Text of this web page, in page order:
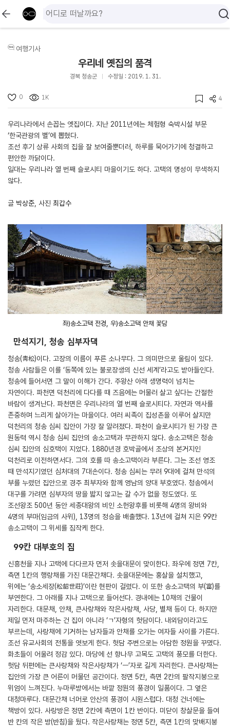
여행기사
우리네 옛집의 품격
경북 청송군 수정일 : 2019. 1. 31.
0 1K 4
우리나라에서 손꼽는 옛집이다. 지난 2011년에는 체험형 숙박시설 부문
‘한국관광의 별’에 뽑혔다.
조선 후기 상류 사회의 집을 잘 보여줄뿐더러, 하루를 묵어가기에 청결하고
편안한 까닭이다.
일대는 우리나라 열 번째 슬로시티 마을이기도 하다. 고택의 명성이 무색하지
않다.
글 박상준 , 사진 최갑수
좌)송소고택 전경, 우)송소고택 안채 꽃담
만석지기, 청송 심부자댁
청송(靑松)이다. 고장의 이름이 푸른 소나무다. 그 의미만으로 울림이 있다.
청송 사람들은 이를 ‘동쪽에 있는 불로장생의 신선 세계’라고도 받아들인다.
청송에 들어서면 그 말이 이해가 간다. 주왕산 아래 생명력이 넘치는
자연이다. 파천면 덕천리에 다다를 때 즈음에는 머물러 살고 싶다는 간절한
바람이 생겨난다. 파천면은 우리나라의 열 번째 슬로시티다. 자연과 역사를
존중하며 느리게 살아가는 마을이다. 여러 씨족이 집성촌을 이루어 살지만
덕천리의 청송 심씨 집안이 가장 잘 알려졌다. 파천이 슬로시티가 된 가장 큰
원동력 역시 청송 심씨 집안의 송소고택과 무관하지 않다. 송소고택은 청송
심씨 집안의 심호택이 지었다. 1880년경 호박골에서 조상의 본거지인
덕천리로 이전하면서다. 그의 호를 따 송소고택이라 부른다. 그는 조선 영조
때 만석지기였던 심처대의 7대손이다. 청송 심씨는 무려 9대에 걸쳐 만석의
부를 누렸던 집안으로 경주 최부자와 함께 영남의 양대 부호였다. 청송에서
대구를 가려면 심부자의 땅을 밟지 않고는 갈 수가 없을 정도였다. 또
조선왕조 500년 동안 세종대왕의 비인 소헌왕후를 비롯해 4명의 왕비와
4명의 부마(임금의 사위), 13명의 정승을 배출했다. 13년에 걸쳐 지은 99칸
송소고택이 그 위세를 짐작케 한다.
99칸 대부호의 집
신흥천을 지나 고택에 다다르자 먼저 솟을대문이 맞이한다. 좌우에 정면 7칸,
측면 1칸의 행랑채를 가진 대문간채다. 솟을대문에는 홍살을 설치했고,
위에는 ‘송소세장(松韶世莊)’이란 현판이 걸렸다. 이 또한 송소고택의 부(富)를
부연한다. 그 아래를 지나 고택으로 들어선다. 경내에는 10채의 건물이
자리한다. 대문채, 안채, 큰사랑채와 작은사랑채, 사당, 별채 등이 다. 하지만
제일 먼저 마주하는 건 집이 아니라 ‘ㄱ’자형의 헛담이다. 내외담이라고도
부르는데, 사랑채에 기거하는 남자들과 안채를 오가는 여자들 사이를 가른다.
조선 유교사회의 전통을 엿보게 한다. 헛담 주변으로는 아담한 정원을 꾸몄다.
화초들이 어울려 정감 있다. 마당에 선 향나무 고목도 고택의 풍모를 더한다.
헛담 뒤편에는 큰사랑채와 작은사랑채가 ‘ㅡ’자로 길게 자리한다. 큰사랑채는
집안의 가장 큰 어른이 머물던 공간이다. 정면 5칸, 측면 2칸의 팔작지붕으로
위엄이 느껴진다. 누마루방에서는 바깥 정원의 풍경이 일품이다. 그 옆은
대청마루다. 대문간채 너머로 안산의 풍경이 시원스럽다. 대청 건너에는
책방이 있다. 사랑방은 정면 2칸에 측면이 1칸 반이다. 미닫이 창살문을 들여
반 칸의 작은 방(반침)을 뒀다. 작은사랑채는 정면 5칸, 측면 1칸의 맞배지붕